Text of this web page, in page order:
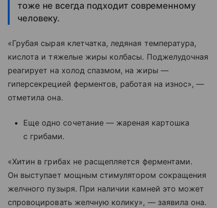
тоже не всегда подходит современному
человеку.
«Грубая сырая клетчатка, ледяная температура,
кислота и тяжелые жиры колбасы. Поджелудочная
реагирует на холод спазмом, на жиры —
гиперсекрецией ферментов, работая на износ», —
отметила она.
Еще одно сочетание — жареная картошка
с грибами.
«Хитин в грибах не расщепляется ферментами.
Он выступает мощным стимулятором сокращения
желчного пузыря. При наличии камней это может
спровоцировать желчную колику», — заявила она.